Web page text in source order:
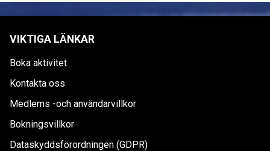
VIKTIGA LÄNKAR
Boka aktivitet
Kontakta oss
Medlems -och användarvillkor
Bokningsvillkor
Dataskyddsförordningen (GDPR)